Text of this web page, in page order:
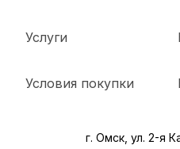
Услуги
Условия покупки
г. Омск, ул. 2-я